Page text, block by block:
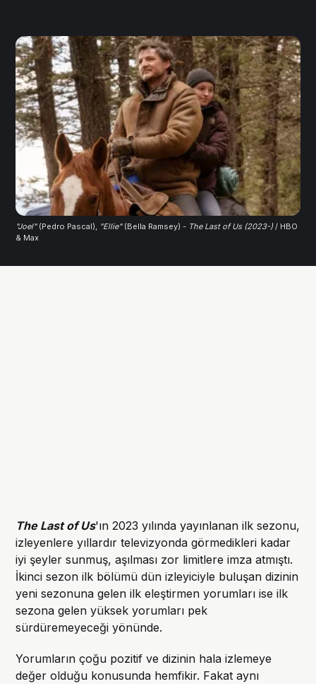
"Joel" (Pedro Pascal), "Ellie" (Bella Ramsey) - The Last of Us (2023-)/ HBO
& Max
The Last of Us'ın 2023 yılında yayınlanan ilk sezonu,
izleyenlere yıllardır televizyonda görmedikleri kadar
iyi şeyler sunmuş, aşılması zor limitlere imza atmıştı.
İkinci sezon ilk bölümü dün izleyiciyle buluşan dizinin
yeni sezonuna gelen ilk eleştirmen yorumları ise ilk
sezona gelen yüksek yorumları pek
sürdüremeyeceği yönünde.
Yorumların çoğu pozitif ve dizinin hala izlemeye
değer olduğu konusunda hemfikir. Fakat aynı